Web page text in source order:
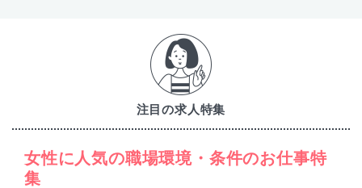
注目の求人特集
女性に人気の職場環境・条件のお仕事特
集